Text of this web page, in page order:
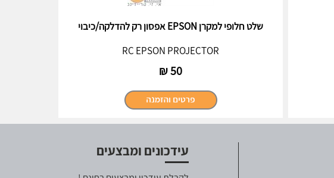
שלט חלופי למקרן EPSON אפסון רק להדלקה/כיבוי
RC EPSON PROJECTOR
50
₪
עידכונים ומבצעים